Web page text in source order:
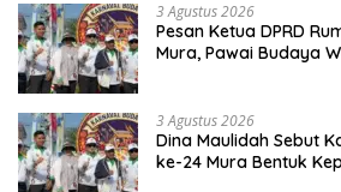
3 Agustus 2026
Pesan Ketua DPRD
Mura, Pawai Budaya
3 Agustus 2026
Dina Maulidah Sebut
ke-24 Mura Bentuk